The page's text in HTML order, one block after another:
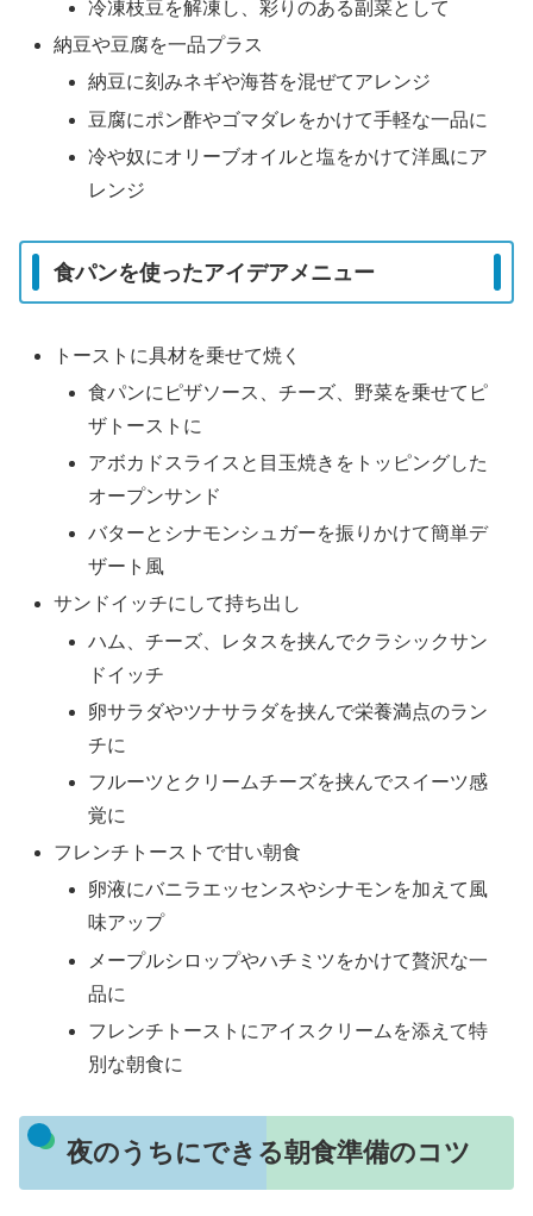
冷凍枝豆を解凍し、彩りのある副菜として
納豆や豆腐を一品プラス
納豆に刻みネギや海苔を混ぜてアレンジ
豆腐にポン酢やゴマダレをかけて手軽な一品に
冷や奴にオリーブオイルと塩をかけて洋風にア
レンジ
食パンを使ったアイデアメニュー
トーストに具材を乗せて焼く
食パンにピザソース、チーズ、野菜を乗せてピ
ザトーストに
アボカドスライスと目玉焼きをトッピングした
オープンサンド
バターとシナモンシュガーを振りかけて簡単デ
ザート風
サンドイッチにして持ち出し
ハム、チーズ、レタスを挟んでクラシックサン
ドイッチ
卵サラダやツナサラダを挟んで栄養満点のラン
チに
フルーツとクリームチーズを挟んでスイーツ感
覚に
フレンチトーストで甘い朝食
卵液にバニラエッセンスやシナモンを加えて風
味アップ
メープルシロップやハチミツをかけて贅沢な一
品に
フレンチトーストにアイスクリームを添えて特
別な朝食に
夜のうちにできる朝食準備のコツ